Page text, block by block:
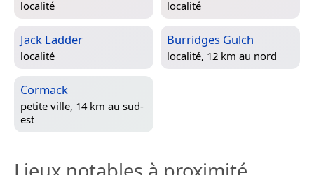
localité localité
Jack Ladder
localité
Burridges Gulch
localité, 12 km au nord
Cormack
petite ville, 14 km au sud-
est